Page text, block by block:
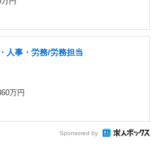
人事・労務/労務担当
万円
Sponsored by